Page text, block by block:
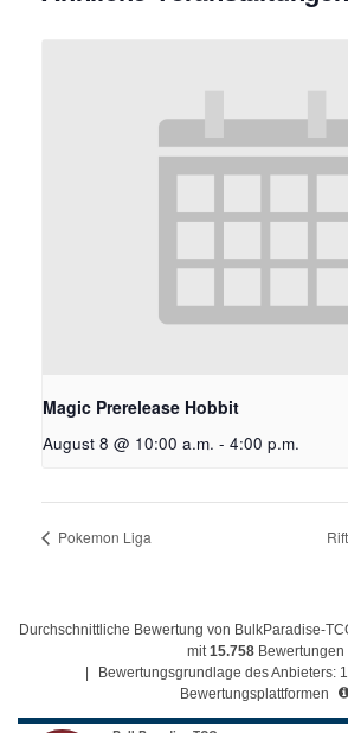
Magic Prerelease Hobbit
August 8 @ 10:00 a.m. - 4:00 p.m.
Pokemon Liga
Durchschnittliche Bewertung von BulkParadise-
mit15.758 Bewertungen
Bewertungsgrundlage des Anbieters:
Bewertungsplattformen